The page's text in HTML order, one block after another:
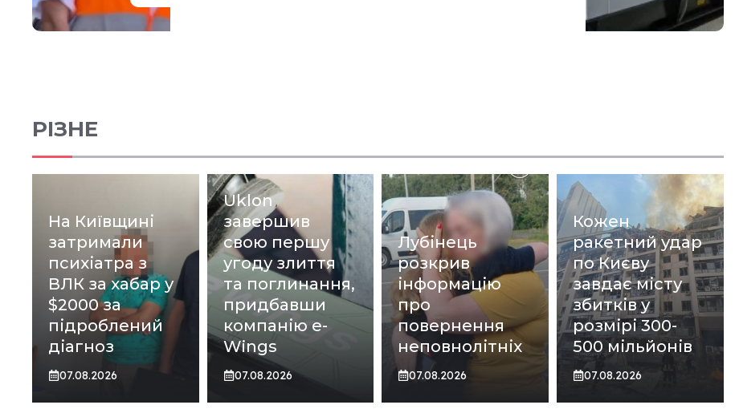
РІЗНЕ
На Київщині
затримали
психіатра з
ВЛК за хабар у
$2000 за
підроблений
діагноз
07.08.2026
Uklon
завершив
свою першу
угоду злиття
та поглинання,
придбавши
компанію e-
Wings
07.08.2026
Лубінець
розкрив
інформацію
про
повернення
неповнолітніх
07.08.2026
Кожен
ракетний удар
по Києву
завдає місту
збитків у
розмірі 300-
500 мільйонів
07.08.2026